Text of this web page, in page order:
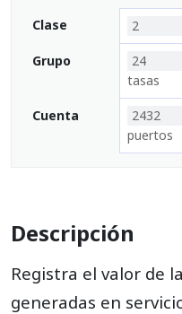
Clase 2
Grupo 24
tasas
Cuenta 2432
puertos
Descripción
Registra el valor de
generadas en